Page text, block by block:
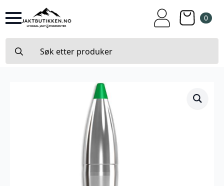
0
for: